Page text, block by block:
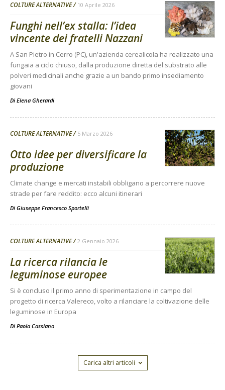
COLTURE ALTERNATIVE 10 Aprile 2026
Funghi nell’ex stalla: l’idea
vincente dei fratelli Nazzani
A San Pietro in Cerro (PC), un'azienda cerealicola ha realizzato una
fungaia a ciclo chiuso, dalla produzione diretta del substrato alle
polveri medicinali anche grazie a un bando primo insediamento
giovani
Di Elena Gherardi
COLTURE ALTERNATIVE 5 Marzo 2026
Otto idee per diversificare la
produzione
Climate change e mercati instabili obbligano a percorrere nuove
strade per fare reddito: ecco alcuni itinerari
Di Giuseppe Francesco Sportelli
COLTURE ALTERNATIVE 2 Gennaio 2026
La ricerca rilancia le
leguminose europee
Si è concluso il primo anno di sperimentazione in campo del
progetto di ricerca Valereco, volto a rilanciare la coltivazione delle
leguminose in Europa
Di Paola Cassiano
Carica altri articoli